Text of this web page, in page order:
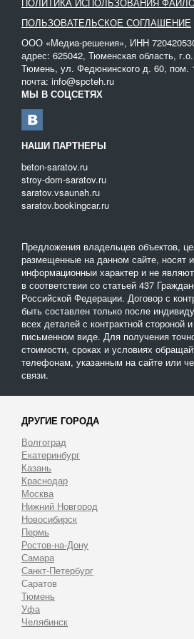
используется в случае, если
автозаправочной станции. Автомобиль
лишь небольшие объемы газа, поэтому
транспортировки топлива он не
Автомобиль должен быть оборудован
которые будут информировать
перевозке опасного груза.
порядке содержит надпись
крупными разборчивыми буквами.
ПОЛЬЗОВАТЕЛЬСКОЕ СОГЛАШЕНИЕ
ООО «Медиа-решения», ИНН
адрес: 625042, Тюменская область,
Тюмень, ул. Федюнинского д. 60, пом.
почта: info@spcteh.ru
МЫ В СОЦСЕТЯХ
НАШИ ПАРТНЕРЫ
beton-saratov.ru
stroy-dom-saratov.ru
saratov.vsaunah.ru
saratov.bookingcar.ru
Предложения владельцев объектов,
размещенные на данном сайте, носят
информационныи характер и не
в соответствии со статьей 437
Российской Федерации. Договор с
быть составлен только после
всех деталей с контрактной стороной
письменном виде. Для получения
стоимости, сроках и условиях
телефонам, указанным на сайте или
связи.
ДРУГИЕ ГОРОДА
Волгоград
Екатеринбург
Казань
Краснодар
Москва
Нижний Новгород
Новосибирск
Пермь
Ростов-на-Дону
Самара
Санкт-Петербург
Саратов
Тюмень
Уфа
Челябинск